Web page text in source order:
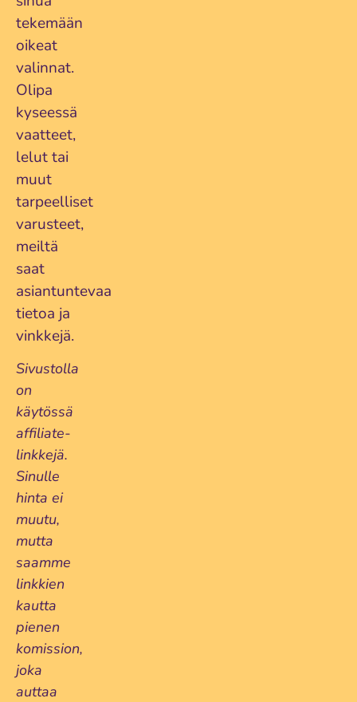
tekemään
oikeat
valinnat.
Olipa
kyseessä
vaatteet,
lelut tai
muut
tarpeelliset
varusteet,
meiltä
saat
asiantuntevaa
tietoa ja
vinkkejä.
Sivustolla
on
käytössä
affiliate-
linkkejä.
Sinulle
hinta ei
muutu,
mutta
saamme
linkkien
kautta
pienen
komission,
joka
auttaa